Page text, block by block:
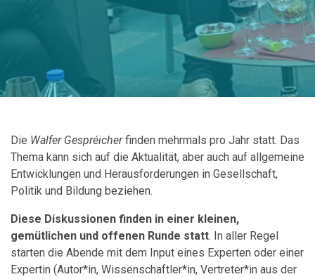
Die Walfer Gespréicherfinden mehrmals pro Jahr statt. Das
Thema kann sich auf die Aktualität, aber auch auf allgemeine
Entwicklungen und Herausforderungen in Gesellschaft,
Politik und Bildung beziehen.
Diese Diskussionen finden in einer kleinen,
gemütlichen und offenen Runde statt. In aller Regel
starten die Abende mit dem Input eines Experten oder einer
Expertin (Autor*in, Wissenschaftler*in, Vertreter*in aus der